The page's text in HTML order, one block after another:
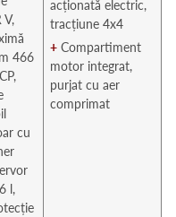
V,
466
cu
l,
acționată electric,
tracțiune 4x4
+ Compartiment
motor integrat,
purjat cu aer
comprimat